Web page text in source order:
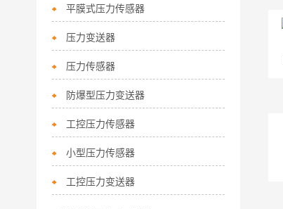
平膜式压力传感器
压力变送器
压力传感器
防爆型压力变送器
工控压力传感器
小型压力传感器
工控压力变送器